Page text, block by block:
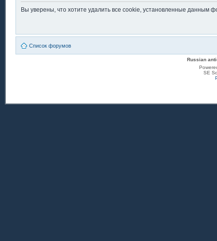
Вы уверены, что хотите удалить все cookie, установленные данным
Список форумов
Russian
SE